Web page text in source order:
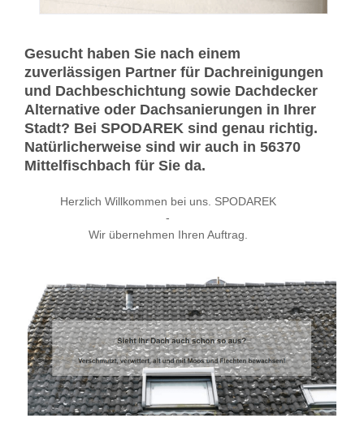
Gesucht haben Sie nach einem
zuverlässigen Partner für Dachreinigungen
und Dachbeschichtung sowie Dachdecker
Alternative oder Dachsanierungen in Ihrer
Stadt? Bei SPODAREK sind genau richtig.
Natürlicherweise sind wir auch in 56370
Mittelfischbach für Sie da.
Herzlich Willkommen bei uns. SPODAREK
-
Wir übernehmen Ihren Auftrag.